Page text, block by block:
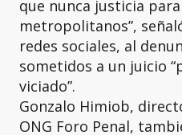
que nunca justicia
metropolitanos”,
redes sociales, al
sometidos a un juicio
viciado”.
Gonzalo Himiob,
ONG Foro Penal,